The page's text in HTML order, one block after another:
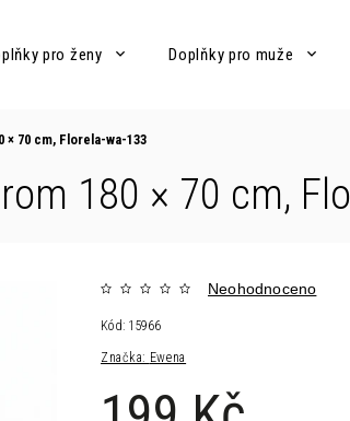
pro ženy Doplňky pro muže
70 cm, Florela-wa-133
180 × 70 cm,
Značka: Ewena
Neohodnoceno
Kód: 15966